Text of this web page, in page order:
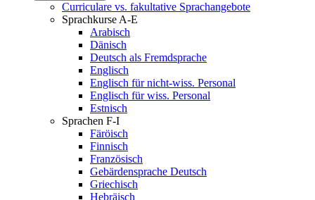
Curriculare vs. fakultative Sprachangebote
Sprachkurse A-E
Arabisch
Dänisch
Deutsch als Fremdsprache
Englisch
Englisch für nicht-wiss. Personal
Englisch für wiss. Personal
Estnisch
Sprachen F-I
Färöisch
Finnisch
Französisch
Gebärdensprache Deutsch
Griechisch
Hebräisch